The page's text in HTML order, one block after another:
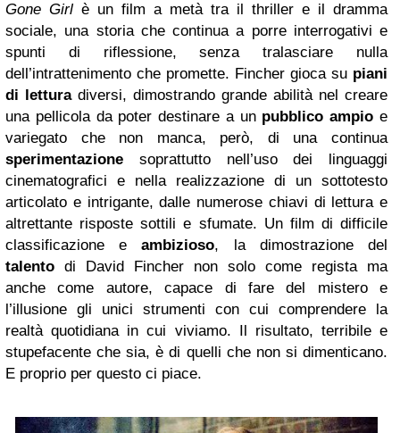
Gone Girl è un film a metà tra il thriller e il dramma
sociale, una storia che continua a porre interrogativi e
spunti di riflessione, senza tralasciare nulla
dell’intrattenimento che promette. Fincher gioca su piani
di letturadiversi, dimostrando grande abilità nel creare
una pellicola da poter destinare a un pubblico ampio e
variegato che non manca, però, di una continua
sperimentazione soprattutto nell’uso dei linguaggi
cinematografici e nella realizzazione di un sottotesto
articolato e intrigante, dalle numerose chiavi di lettura e
altrettante risposte sottili e sfumate. Un film di difficile
classificazione eambizioso, la dimostrazione del
talento di David Fincher non solo come regista ma
anche come autore, capace di fare del mistero e
l’illusione gli unici strumenti con cui comprendere la
realtà quotidiana in cui viviamo. Il risultato, terribile e
stupefacente che sia, è di quelli che non si dimenticano.
E proprio per questo ci piace.